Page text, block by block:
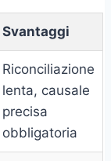
Svantaggi
Riconciliazione
lenta, causale
precisa
obbligatoria